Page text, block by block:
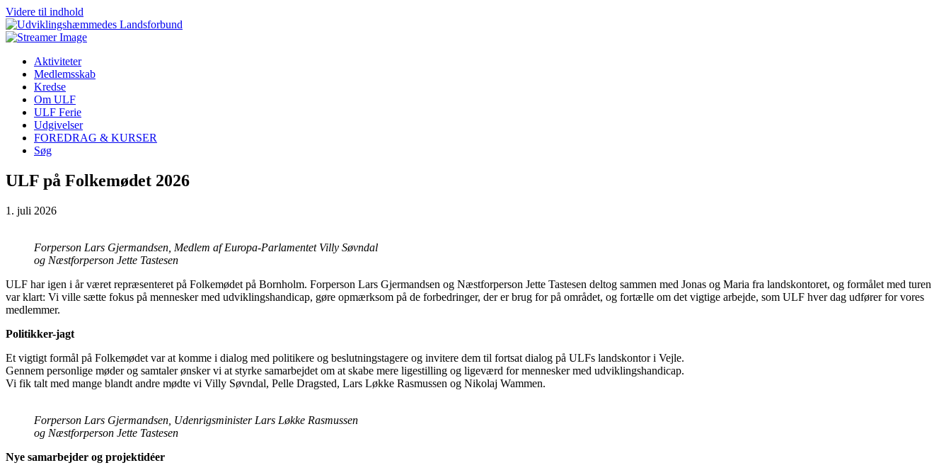
Videre til indhold
Aktiviteter
Medlemsskab
Kredse
Om ULF
ULF Ferie
Udgivelser
FOREDRAG & KURSER
Søg
ULF på Folkemødet 2026
1. juli 2026
Forperson Lars Gjermandsen, Medlem af Europa-Parlamentet Villy Søvndal
og Næstforperson Jette Tastesen
ULF har igen i år været repræsenteret på Folkemødet på Bornholm. Forperson Lars Gjermandsen og Næstforperson Jette Tastesen deltog sammen med Jonas og Maria fra landskontoret, og formålet med turen
var klart: Vi ville sætte fokus på mennesker med udviklingshandicap, gøre opmærksom på de forbedringer, der er brug for på området, og fortælle om det vigtige arbejde, som ULF hver dag udfører for vores
medlemmer.
Politikker-jagt
Et vigtigt formål på Folkemødet var at komme i dialog med politikere og beslutningstagere og invitere dem til fortsat dialog på ULFs landskontor i Vejle.
Gennem personlige møder og samtaler ønsker vi at styrke samarbejdet om at skabe mere ligestilling og ligeværd for mennesker med udviklingshandicap.
Vi fik talt med mange blandt andre mødte vi Villy Søvndal, Pelle Dragsted, Lars Løkke Rasmussen og Nikolaj Wammen.
Forperson Lars Gjermandsen, Udenrigsminister Lars Løkke Rasmussen
og Næstforperson Jette Tastesen
Nye samarbejder og projektidéer